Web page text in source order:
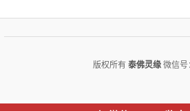
版权所有泰佛灵缘微信号